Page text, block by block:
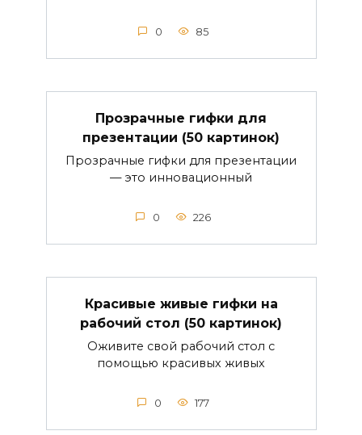
0 85
Прозрачные гифки для
презентации (50 картинок)
Прозрачные гифки для презентации
— это инновационный
0 226
Красивые живые гифки на
рабочий стол (50 картинок)
Оживите свой рабочий стол с
помощью красивых живых
0 177